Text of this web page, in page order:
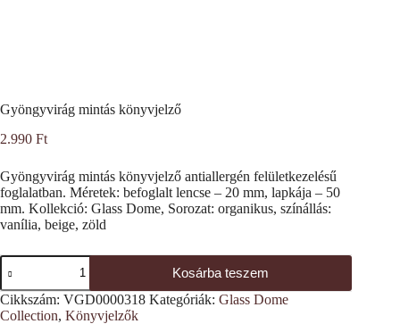
Gyöngyvirág mintás könyvjelző
2.990 Ft
Gyöngyvirág mintás könyvjelző antiallergén felületkezelésű
foglalatban. Méretek: befoglalt lencse – 20 mm, lapkája – 50
mm. Kollekció: Glass Dome, Sorozat: organikus, színállás:
vanília, beige, zöld
Gyöngyvirág
mintás
könyvjelző
mennyiség
Kosárba teszem
Cikkszám: VGD0000318 Kategóriák: Glass Dome
Collection, Könyvjelzők